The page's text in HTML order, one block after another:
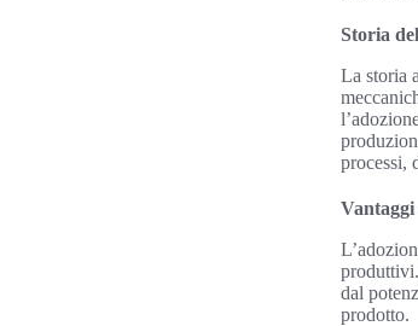
Storia
La storia
processi,
Vantaggi
dal
prodotto.